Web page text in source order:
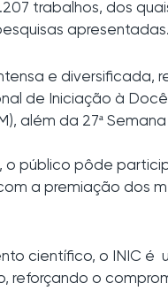
trabalhos, dos
apresentadas.
e diversificada,
de Iniciação à
além da 27ª
o público pôde
a premiação dos
científico, o INIC
reforçando o